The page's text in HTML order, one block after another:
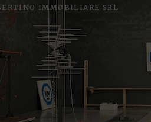
IMMOBILIARE SRL